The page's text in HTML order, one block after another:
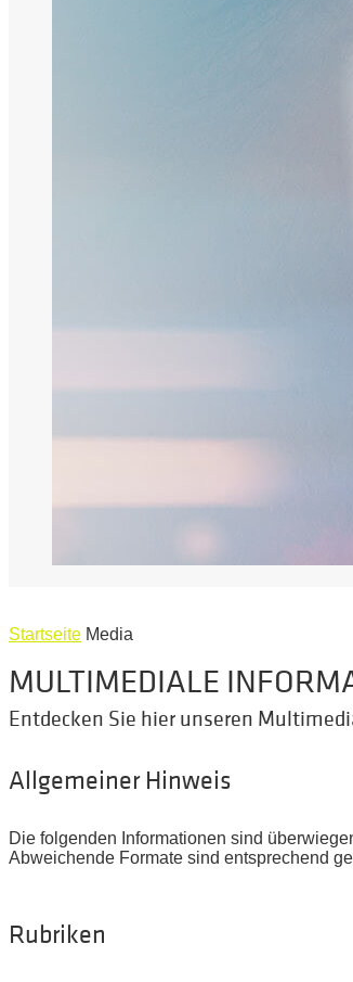
Startseite Media
MULTIMEDIALE
Entdecken Sie hier unseren
Allgemeiner Hinweis
Die folgenden Informationen sind
Abweichende Formate sind entsprechend
Rubriken